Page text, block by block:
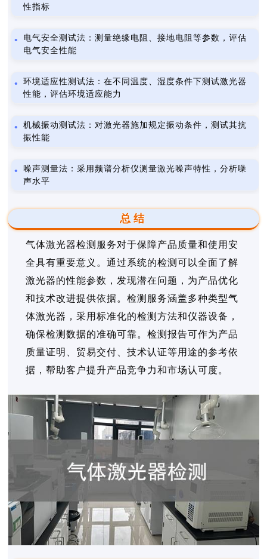
性指标
电气安全测试法：测量绝缘电阻、接地电阻等参数，评估
电气安全性能
环境适应性测试法：在不同温度、湿度条件下测试激光器
性能，评估环境适应能力
机械振动测试法：对激光器施加规定振动条件，测试其抗
振性能
噪声测量法：采用频谱分析仪测量激光噪声特性，分析噪
声水平
总结
气体激光器检测服务对于保障产品质量和使用安
全具有重要意义。通过系统的检测可以全面了解
激光器的性能参数，发现潜在问题，为产品优化
和技术改进提供依据。检测服务涵盖多种类型气
体激光器，采用标准化的检测方法和仪器设备，
确保检测数据的准确可靠。检测报告可作为产品
质量证明、贸易交付、技术认证等用途的参考依
据，帮助客户提升产品竞争力和市场认可度。